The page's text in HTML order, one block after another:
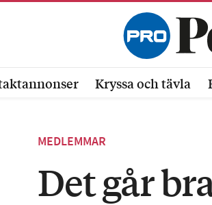
Kryssa och tävla
MEDLEMMAR
Det går